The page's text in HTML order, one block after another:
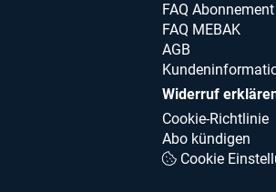
FAQ Abonnement
FAQ MEBAK
AGB
Widerruf
Cookie-Richtlinie
Abo kündigen
Cookie